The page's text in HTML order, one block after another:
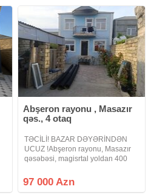
Abşeron rayonu , Masazır
qəs., 4 otaq
TƏCİLİ! BAZAR DƏYƏRİNDƏN
UCUZ !Abşeron rayonu, Masazır
qəsəbəsi, magisrtal yoldan 400
supermarket"in 500 metr
arxasında, Ruzu mağazasının
97 000 Azn